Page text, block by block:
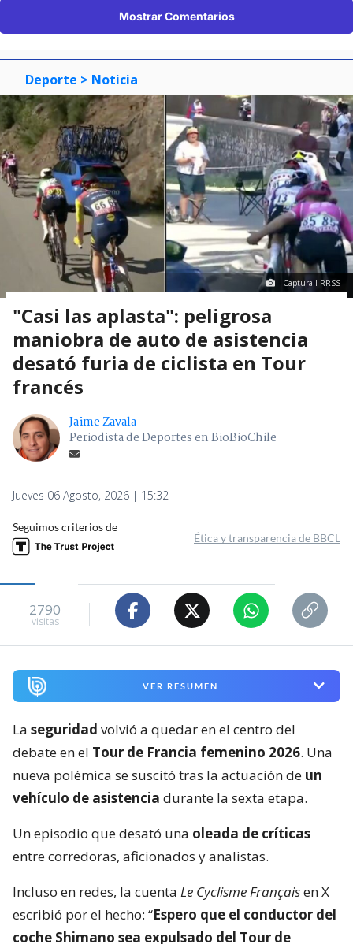
Mostrar Comentarios
Deporte > Noticia
Captura I RRSS
"Casi las aplasta": peligrosa
maniobra de auto de asistencia
desató furia de ciclista en Tour
francés
Jaime Zavala
Periodista de Deportes en BioBioChile
Jueves 06 Agosto, 2026 | 15:32
Seguimos criterios de
Ética y transparencia de BBCL
2790
visitas
VER RESUMEN
La seguridad volvió a quedar en el centro del
debate en el Tour de Francia femenino 2026. Una
nueva polémica se suscitó tras la actuación de un
vehículo de asistencia durante la sexta etapa.
Un episodio que desató una oleada de críticas
entre corredoras, aficionados y analistas.
Incluso en redes, la cuenta Le Cyclisme Françaisen X
escribió por el hecho: “Espero que el conductor del
coche Shimano sea expulsado del Tour de